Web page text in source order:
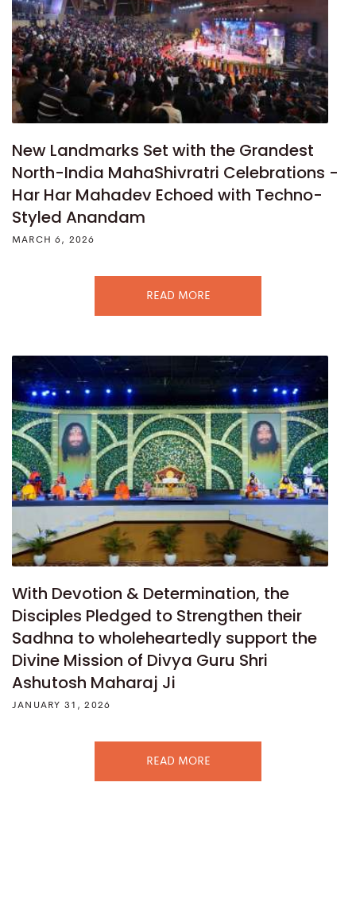
New Landmarks Set with the Grandest
North-India MahaShivratri Celebrations -
Har Har Mahadev Echoed with Techno-
Styled Anandam
MARCH 6, 2026
READ MORE
With Devotion & Determination, the
Disciples Pledged to Strengthen their
Sadhna to wholeheartedly support the
Divine Mission of Divya Guru Shri
Ashutosh Maharaj Ji
JANUARY 31, 2026
READ MORE